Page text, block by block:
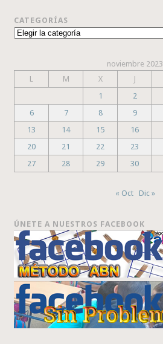
CATEGORÍAS
Categorías
noviembre 2023
L
M X J
1
2
6
7 8 9
13
14 15 16
20
21 22 23
27
28 29 30
« Oct Dic »
ÚNETE A NUESTROS FACEBOOK